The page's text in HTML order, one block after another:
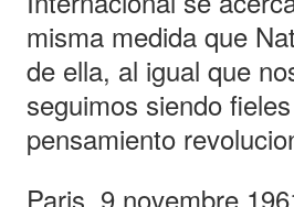
misma medida que
de ella, al igual que
seguimos siendo
pensamiento
Paris, 9 novembre